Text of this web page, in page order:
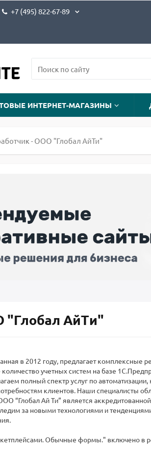
+7 (495) 822-67-89
ИНТЕРНЕТ-МАГАЗИНЫ
- ООО "Глобал АйТи"
"Глобал АйТи"
в 2012 году, предлагает комплексные
учетных систем на базе
полный спектр услуг по
клиентов. Наши специалисты
“Глобал Ай Ти” является
за новыми технологиями и
Обычные формы." включено в